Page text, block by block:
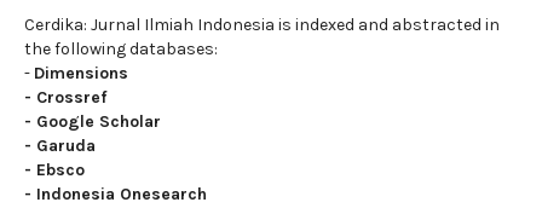
Cerdika: Jurnal Ilmiah Indonesia is indexed and abstracted in
the following databases:
- Dimensions
- Crossref
- Google Scholar
- Garuda
- Ebsco
- Indonesia Onesearch